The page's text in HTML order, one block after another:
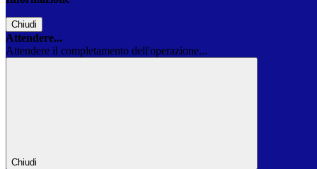
Chiudi
Attendere...
Attendere il completamento dell'operazione...
Chiudi